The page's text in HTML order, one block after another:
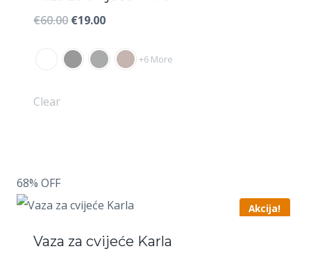
€60.00 Izvorna
bila
€19.00Trenutna
je:
+6 More
Clear
68% OFF
Akcija!
Vaza za cvijeće Karla